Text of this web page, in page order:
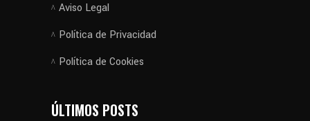
Aviso Legal
Política de Privacidad
Política de Cookies
ÚLTIMOS POSTS